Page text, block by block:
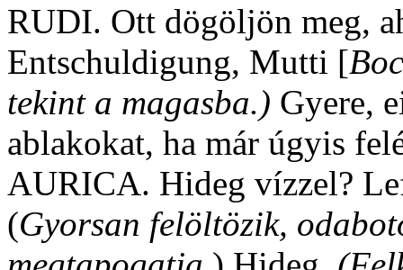
RUDI. Ott dögöljön meg,
Entschuldigung, Mutti [
tekint a magasba.) Gyere,
ablakokat, ha már úgyis
AURICA. Hideg vízzel?
(Gyorsan felöltözik,